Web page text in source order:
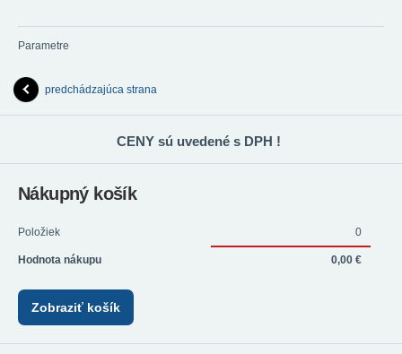
Parametre
predchádzajúca strana
CENY sú uvedené s DPH !
Nákupný košík
Položiek 0
Hodnota nákupu 0,00 €
Zobraziť košík